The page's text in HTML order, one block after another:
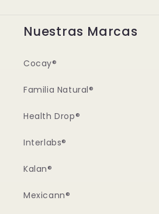
Nuestras Marcas
Cocay®
Familia Natural®
Health Drop®
Interlabs®
Kalan®
Mexicann®